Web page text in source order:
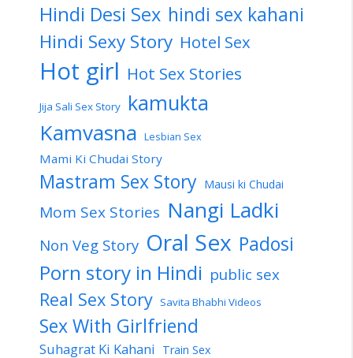
Hindi Desi Sex hindi sex kahani
Hindi Sexy Story Hotel Sex
Hot girl Hot Sex Stories
Jija Sali Sex Story kamukta
Kamvasna Lesbian Sex
Mami Ki Chudai Story
Mastram Sex Story Mausi ki Chudai
Mom Sex Stories Nangi Ladki
Non Veg Story Oral Sex Padosi
Porn story in Hindi public sex
Real Sex Story Savita Bhabhi Videos
Sex With Girlfriend
Suhagrat Ki Kahani Train Sex